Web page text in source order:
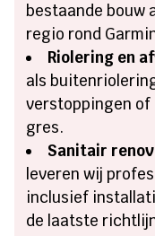
bestaande bouw
regio rond
Riolering en
als
verstoppingen of
gres.
Sanitair
leveren wij
inclusief
de laatste